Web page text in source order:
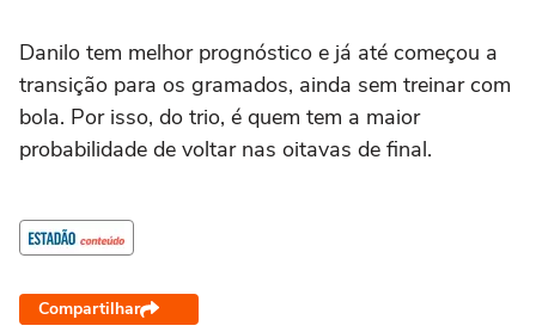
Danilo tem melhor prognóstico e já até começou a
transição para os gramados, ainda sem treinar com
bola. Por isso, do trio, é quem tem a maior
probabilidade de voltar nas oitavas de final.
Compartilhar